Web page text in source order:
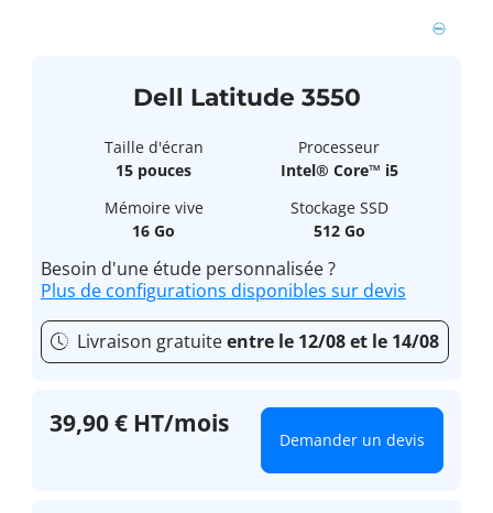
Dell Latitude 3550
Taille d'écran
15 pouces
Processeur
Intel® Core™ i5
Mémoire vive
16 Go
Stockage SSD
512 Go
Besoin d'une étude personnalisée ?
Plus de configurations disponibles sur devis
Livraison gratuiteentre le 12/08 et le 14/08
39,90 € HT/mois
Demander un devis